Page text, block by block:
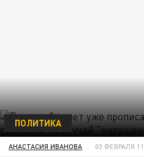
ПОЛИТИКА
АНАСТАСИЯ ИВАНОВА 03 ФЕВРАЛЯ